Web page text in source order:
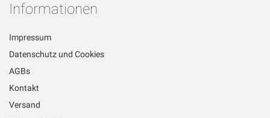
Informationen
Impressum
Datenschutz und Cookies
AGBs
Kontakt
Versand